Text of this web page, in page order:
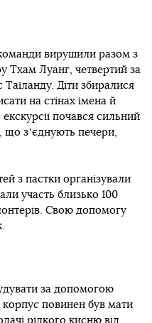
команди вирушили разом з
Тхам Луанг, четвертий за
Діти збиралися
на стінах імена й
почався сильний
що зʼєднують печери,
з пастки організували
участь близько 100
Свою допомогу
за допомогою
повинен був мати
рідкого кисню від